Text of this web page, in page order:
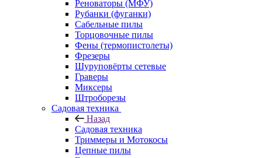
Реноваторы (МФУ)
Рубанки (фуганки)
Сабельные пилы
Торцовочные пилы
Фены (термопистолеты)
Фрезеры
Шуруповёрты сетевые
Граверы
Миксеры
Штроборезы
Садовая техника
Назад
Садовая техника
Триммеры и Мотокосы
Цепные пилы